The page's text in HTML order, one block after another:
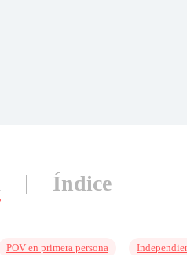
Índice
POV en primera persona